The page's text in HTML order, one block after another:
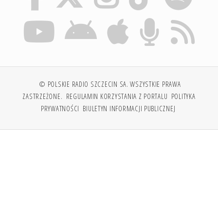
© POLSKIE RADIO SZCZECIN SA. WSZYSTKIE PRAWA
ZASTRZEŻONE. REGULAMIN KORZYSTANIA Z PORTALU POLITYKA
PRYWATNOŚCI BIULETYN INFORMACJI PUBLICZNEJ